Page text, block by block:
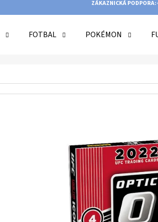
ZÁKAZNICKÁ PODPORA:
FOTBAL POKÉMON